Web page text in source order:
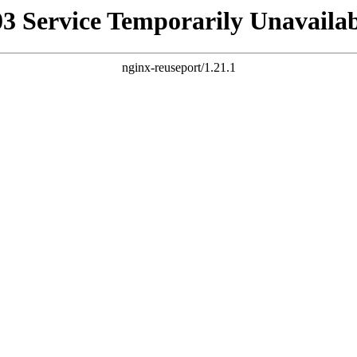
Service Temporarily
nginx-reuseport/1.21.1